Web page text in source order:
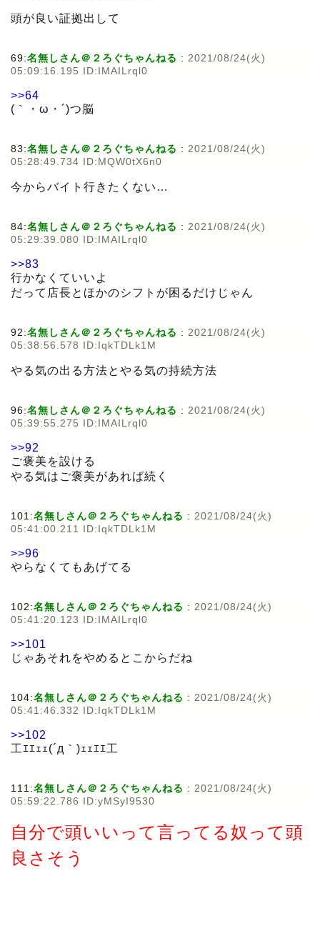
頭が良い証拠出して
69:名無しさん＠２ろぐちゃんねる : 2021/08/24(火)
05:09:16.195 ID:IMAILrql0
>>64
(｀・ω・´)つ脳
83:名無しさん＠２ろぐちゃんねる : 2021/08/24(火)
05:28:49.734 ID:MQW0tX6n0
今からバイト行きたくない…
84:名無しさん＠２ろぐちゃんねる : 2021/08/24(火)
05:29:39.080 ID:IMAILrql0
>>83
行かなくていいよ
だって店長とほかのシフトが困るだけじゃん
92:名無しさん＠２ろぐちゃんねる : 2021/08/24(火)
05:38:56.578 ID:IqkTDLk1M
やる気の出る方法とやる気の持続方法
96:名無しさん＠２ろぐちゃんねる : 2021/08/24(火)
05:39:55.275 ID:IMAILrql0
>>92
ご褒美を設ける
やる気はご褒美があれば続く
101:名無しさん＠２ろぐちゃんねる : 2021/08/24(火)
05:41:00.211 ID:IqkTDLk1M
>>96
やらなくてもあげてる
102:名無しさん＠２ろぐちゃんねる : 2021/08/24(火)
05:41:20.123 ID:IMAILrql0
>>101
じゃあそれをやめるとこからだね
104:名無しさん＠２ろぐちゃんねる : 2021/08/24(火)
05:41:46.332 ID:IqkTDLk1M
>>102
工ｴｴｪｪ(´д｀)ｪｪｴｴ工
111:名無しさん＠２ろぐちゃんねる : 2021/08/24(火)
05:59:22.786 ID:yMSyI9530
自分で頭いいって言ってる奴って頭
良さそう